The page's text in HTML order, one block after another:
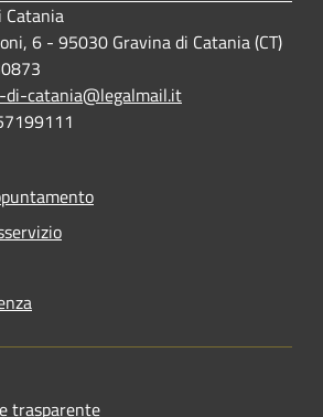
Catania
6 - 95030 Gravina di Catania (CT)
di-catania@legalmail.it
trasparente